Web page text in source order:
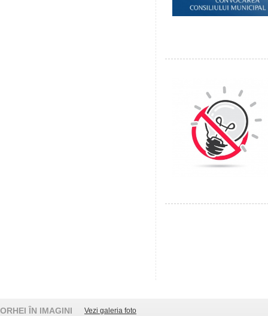
ORHEI ÎN IMAGINI Vezi galeria foto